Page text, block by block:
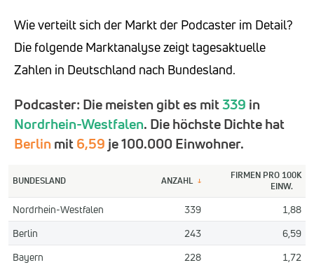
Wie verteilt sich der Markt der Podcaster im Detail?
Die folgende Marktanalyse zeigt tagesaktuelle
Zahlen in Deutschland nach Bundesland.
Podcaster: Die meisten gibt es mit339 in
Nordrhein-Westfalen. Die höchste Dichte hat
Berlin mit6,59 je 100.000 Einwohner.
BUNDESLAND ANZAHL ↓
FIRMEN PRO 100K
EINW.
Nordrhein-Westfalen 339
1,88
Berlin
243
6,59
Bayern
228
1,72